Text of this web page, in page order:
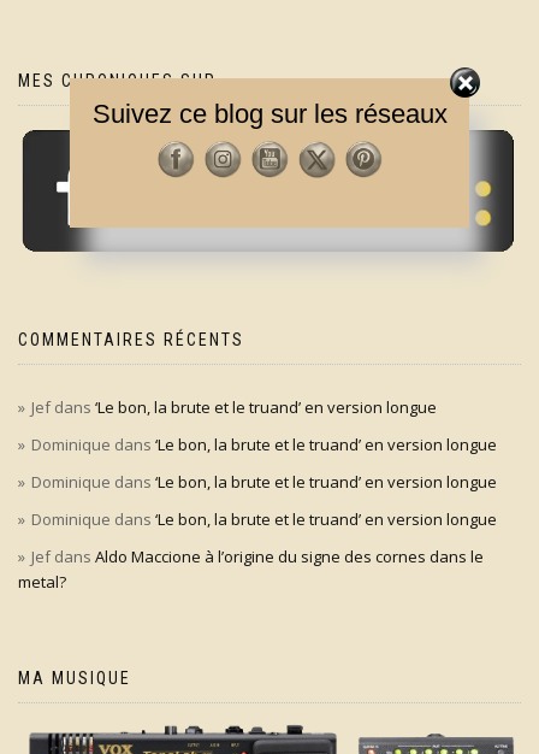
MES CHRONIQUES SUR
COMMENTAIRES RÉCENTS
Jefdans ‘Le bon, la brute et le truand’ en version longue
Dominique dans ‘Le bon, la brute et le truand’ en version longue
Dominique dans ‘Le bon, la brute et le truand’ en version longue
Dominique dans ‘Le bon, la brute et le truand’ en version longue
Jefdans Aldo Maccione à l’origine du signe des cornes dans le
metal?
MA MUSIQUE
Suivez ce blog sur les réseaux